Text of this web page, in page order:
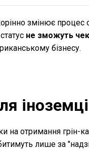
змінює
не зможуть
бізнесу.
отримання грін-
лише за